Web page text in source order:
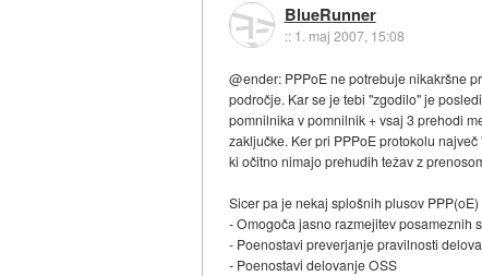
BlueRunner
:: 1. maj 2007, 15:08
@ender: PPPoE ne potrebuje nikakršne
področje. Kar se je tebi "zgodilo" je
pomnilnika v pomnilnik + vsaj 3 prehodi
zaključke. Ker pri PPPoE protokolu
ki očitno nimajo prehudih težav z
Sicer pa je nekaj splošnih plusov
- Omogoča jasno razmejitev posameznih
- Poenostavi preverjanje pravilnosti
- Poenostavi delovanje OSS